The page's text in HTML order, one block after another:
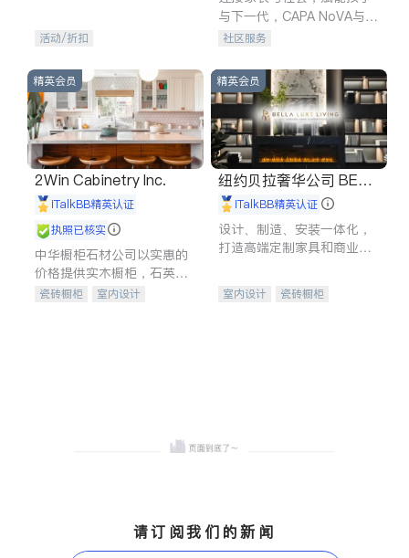
专属福利。
活动/折扣
与下一代，CAPA NoVA与您
携手建设包容、公平、充满
社区服务
精英会员
2Win Cabinetry Inc.
iTalkBB精英认证
执照已核实
中华橱柜石材公司以实惠的
价格提供实木橱柜，石英石
台面，多种优质不锈钢水
瓷砖橱柜
室内设计
精英会员
纽约贝拉奢华公司 BELL
A LUXE
iTalkBB精英认证
设计、制造、安装一体化，
打造高端定制家具和商业空
室内设计
瓷砖橱柜
请订阅我们的新闻